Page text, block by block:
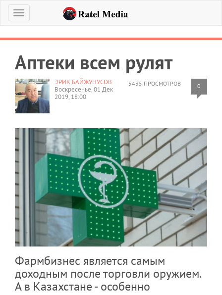
Меню
Аптеки всем рулят
5435 ПРОСМОТРОВ 0
ЭРИК БАЙЖУНУСОВ
Воскресенье, 01 Дек
2019, 18:00
Фармбизнес является самым
доходным после торговли оружием.
А в Казахстане - особенно